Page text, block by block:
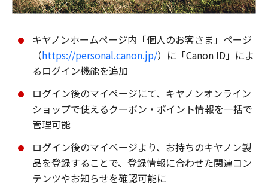
キヤノンホームページ内「個人のお客さま」ページ
（https://personal.canon.jp/）に「Canon ID」によ
るログイン機能を追加
ログイン後のマイページにて、キヤノンオンライン
ショップで使えるクーポン・ポイント情報を一括で
管理可能
ログイン後のマイページより、お持ちのキヤノン製
品を登録することで、登録情報に合わせた関連コン
テンツやお知らせを確認可能に